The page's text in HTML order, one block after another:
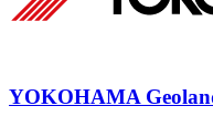
YOKOHAMA